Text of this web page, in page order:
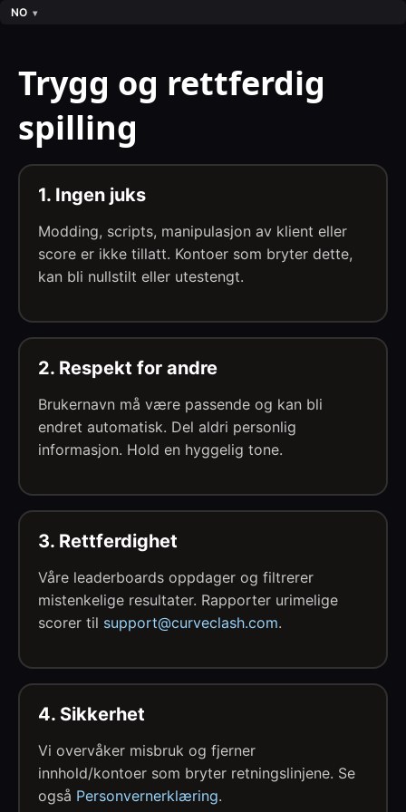
NO
Trygg og rettferdig
spilling
1. Ingen juks
Modding, scripts, manipulasjon av klient eller
score er ikke tillatt. Kontoer som bryter dette,
kan bli nullstilt eller utestengt.
2. Respekt for andre
Brukernavn må være passende og kan bli
endret automatisk. Del aldri personlig
informasjon. Hold en hyggelig tone.
3. Rettferdighet
Våre leaderboards oppdager og filtrerer
mistenkelige resultater. Rapporter urimelige
scorer til support@curveclash.com.
4. Sikkerhet
Vi overvåker misbruk og fjerner
innhold/kontoer som bryter retningslinjene. Se
også Personvernerklæring.